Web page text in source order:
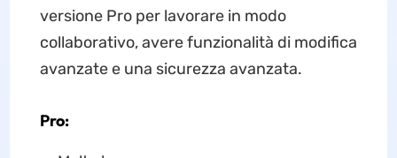
versione Pro per lavorare in modo
collaborativo, avere funzionalità di modifica
avanzate e una sicurezza avanzata.
Pro: